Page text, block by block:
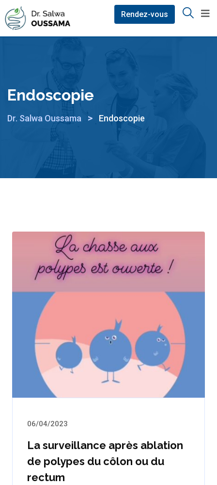
Rendez-vous
Endoscopie
Dr. Salwa Oussama > Endoscopie
06/04/2023
La surveillance après ablation
de polypes du côlon ou du
rectum